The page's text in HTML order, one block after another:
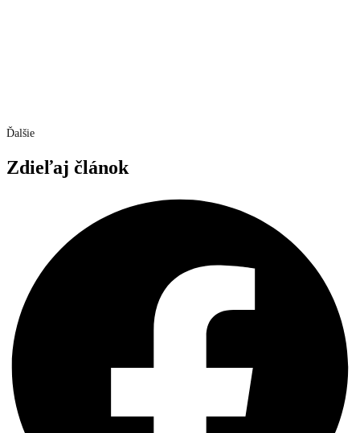
Ďalšie
Zdieľaj článok